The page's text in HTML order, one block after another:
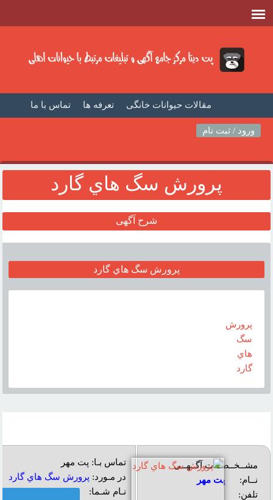
تماس با ما تعرفه ها مقالات حیوانات خانگی
صفحه اصلی
ورود / ثبت نام
پرورش سگ هاي گارد
شرح آگهی
پرورش سگ هاي گارد
پرورش
سگ
هاي
گارد
مشــخــصــات آگــهــی
نــام:
پت مهر
تلفن:
تماس بـا: پت مهر
در مـورد: پرورش سگ هاي گارد
نـام شـما: